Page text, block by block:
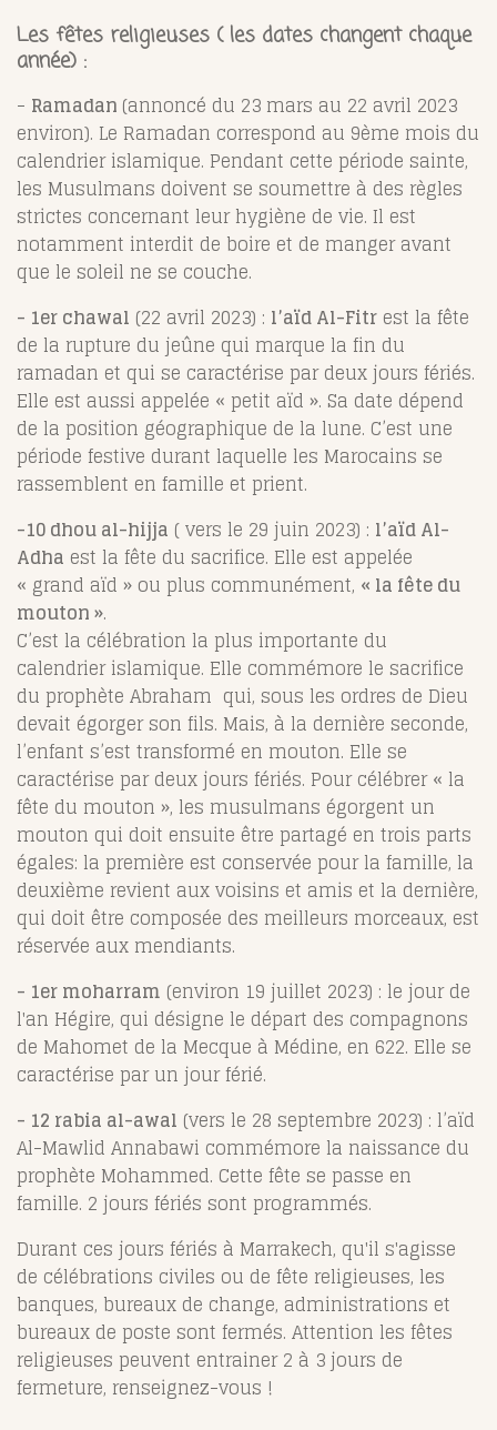
Les fêtes religieuses ( les dates changent chaque
année) :
- Ramadan (annoncé du 23 mars au 22 avril 2023
environ). Le Ramadan correspond au 9ème mois du
calendrier islamique. Pendant cette période sainte,
les Musulmans doivent se soumettre à des règles
strictes concernant leur hygiène de vie. Il est
notamment interdit de boire et de manger avant
que le soleil ne se couche.
- 1er chawal (22 avril 2023) : l’aïd Al-Fitr est la fête
de la rupture du jeûne qui marque la fin du
ramadan et qui se caractérise par deux jours fériés.
Elle est aussi appelée « petit aïd ». Sa date dépend
de la position géographique de la lune. C’est une
période festive durant laquelle les Marocains se
rassemblent en famille et prient.
-10 dhou al-hijja ( vers le 29 juin 2023) : l’aïd Al-
Adha est la fête du sacrifice. Elle est appelée
« grand aïd » ou plus communément, « la fête du
mouton ».
C’est la célébration la plus importante du
calendrier islamique. Elle commémore le sacrifice
du prophète Abraham qui, sous les ordres de Dieu
devait égorger son fils. Mais, à la dernière seconde,
l’enfant s’est transformé en mouton. Elle se
caractérise par deux jours fériés. Pour célébrer « la
fête du mouton », les musulmans égorgent un
mouton qui doit ensuite être partagé en trois parts
égales: la première est conservée pour la famille, la
deuxième revient aux voisins et amis et la dernière,
qui doit être composée des meilleurs morceaux, est
réservée aux mendiants.
- 1er moharram (environ 19 juillet 2023) : le jour de
l'an Hégire, qui désigne le départ des compagnons
de Mahomet de la Mecque à Médine, en 622. Elle se
caractérise par un jour férié.
- 12 rabia al-awal (vers le 28 septembre 2023) : l’aïd
Al-Mawlid Annabawi commémore la naissance du
prophète Mohammed. Cette fête se passe en
famille. 2 jours fériés sont programmés.
Durant ces jours fériés à Marrakech, qu'il s'agisse
de célébrations civiles ou de fête religieuses, les
banques, bureaux de change, administrations et
bureaux de poste sont fermés. Attention les fêtes
religieuses peuvent entrainer 2 à 3 jours de
fermeture, renseignez-vous !